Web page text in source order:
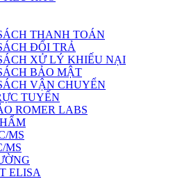
THANH TOÁN
ĐỔI TRẢ
XỬ LÝ KHIẾU NẠI
BẢO MẬT
VẬN CHUYỂN
TUYẾN
ROMER LABS
MS
MS
ELISA